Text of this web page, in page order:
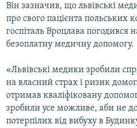
Він зазначив, що львівські
про свого пацієнта польських
госпіталь Вроцлава погодився
безоплатну медичну допомогу.
«Львівські медики зробили
на власний страх і ризик
отримав кваліфіковану
зробили усе можливе, аби не
потерпілих від вибуху в